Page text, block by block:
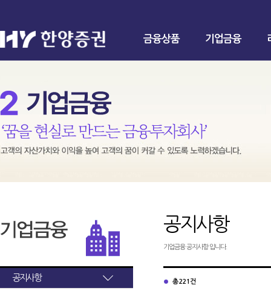
금융상품 기업금융
공지사항
공지사항
기업금융 공지사항 입니다.
총 221건